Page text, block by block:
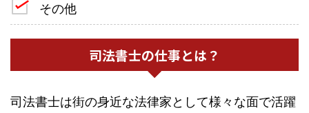
その他
司法書士の仕事とは？
司法書士は街の身近な法律家として様々な面で活躍